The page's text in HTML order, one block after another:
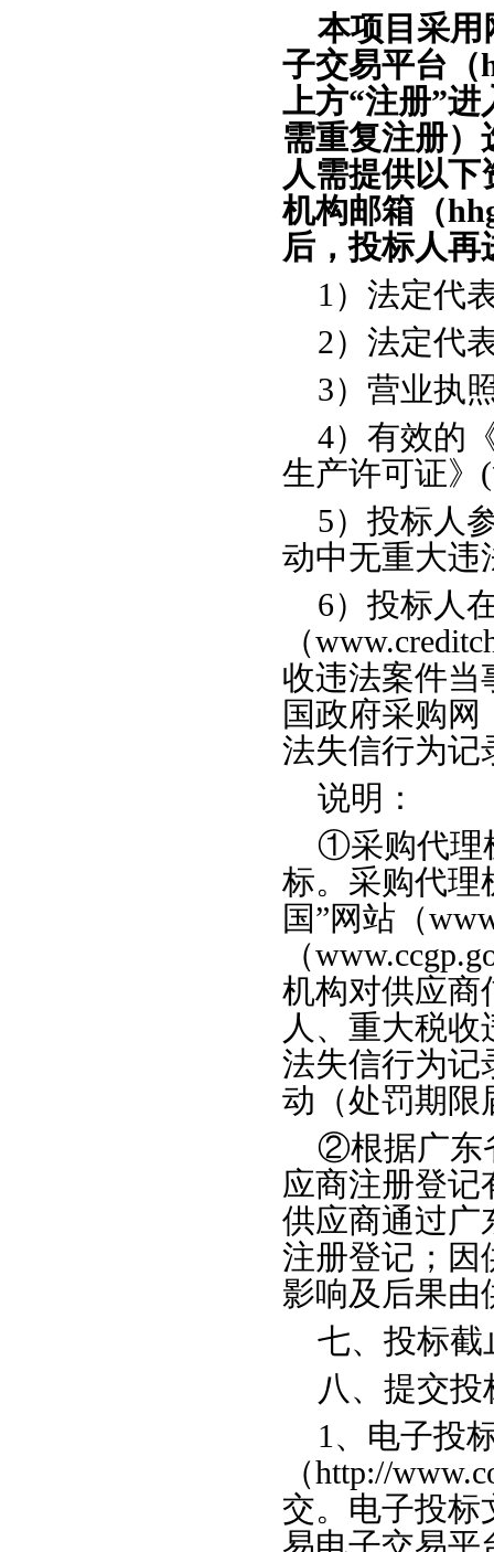
本项目采用
子交易平台（
上方“注册”
需重复注册）
人需提供以
机构邮箱（
后，投标人再
1）法定代
2）法定代
3）营业执
4）有效的
生产许可证》
5） 投标人
动中无重大违
6）投标人
（
收违法案件当
国政府采购网
法失信行为记
说明：
①采购代理
标。采购代理
国”网站（
（
机构对供应商
人、重大税
法失信行为记
动（处罚期限
②根据广东
应商注册登记
供应商通过广
注册登记；因
影响及后果由
七、投标截
八、提交
1、 电子投
（http://
交。电子投标